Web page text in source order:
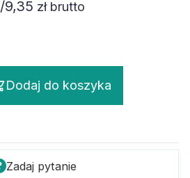
/9,35 zł brutto
Dodaj do koszyka
Zadaj pytanie